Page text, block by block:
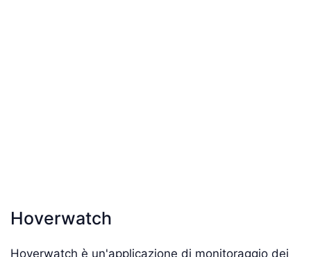
Hoverwatch
Hoverwatch è un'applicazione di monitoraggio dei